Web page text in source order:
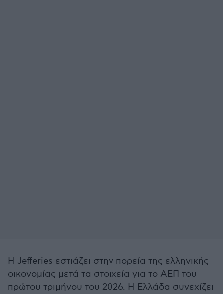
Η Jefferies εστιάζει στην πορεία της ελληνικής
οικονομίας μετά τα στοιχεία για το ΑΕΠ του
πρώτου τριμήνου του 2026. Η Ελλάδα συνεχίζει